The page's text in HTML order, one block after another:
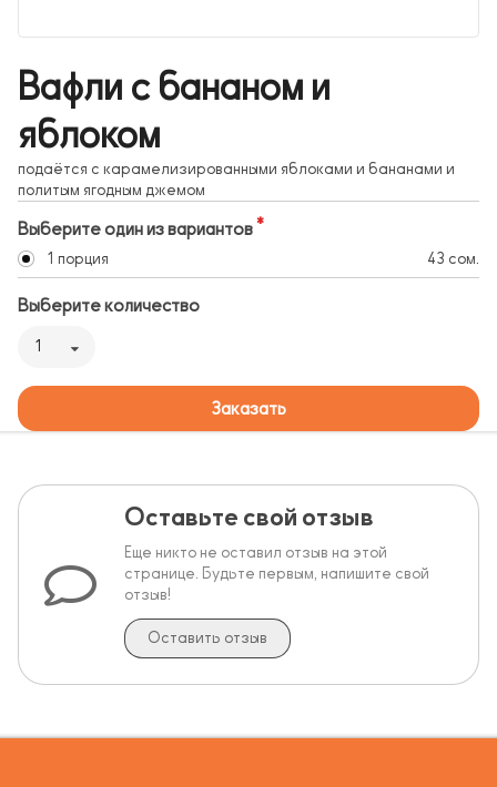
Вафли с бананом и
яблоком
подаётся с карамелизированными яблоками и бананами и
политым ягодным джемом
Выберите один из вариантов
1 порция 43 сом.
Выберите количество
1
Заказать
Оставьте свой отзыв
Еще никто не оставил отзыв на этой
странице. Будьте первым, напишите свой
отзыв!
Оставить отзыв